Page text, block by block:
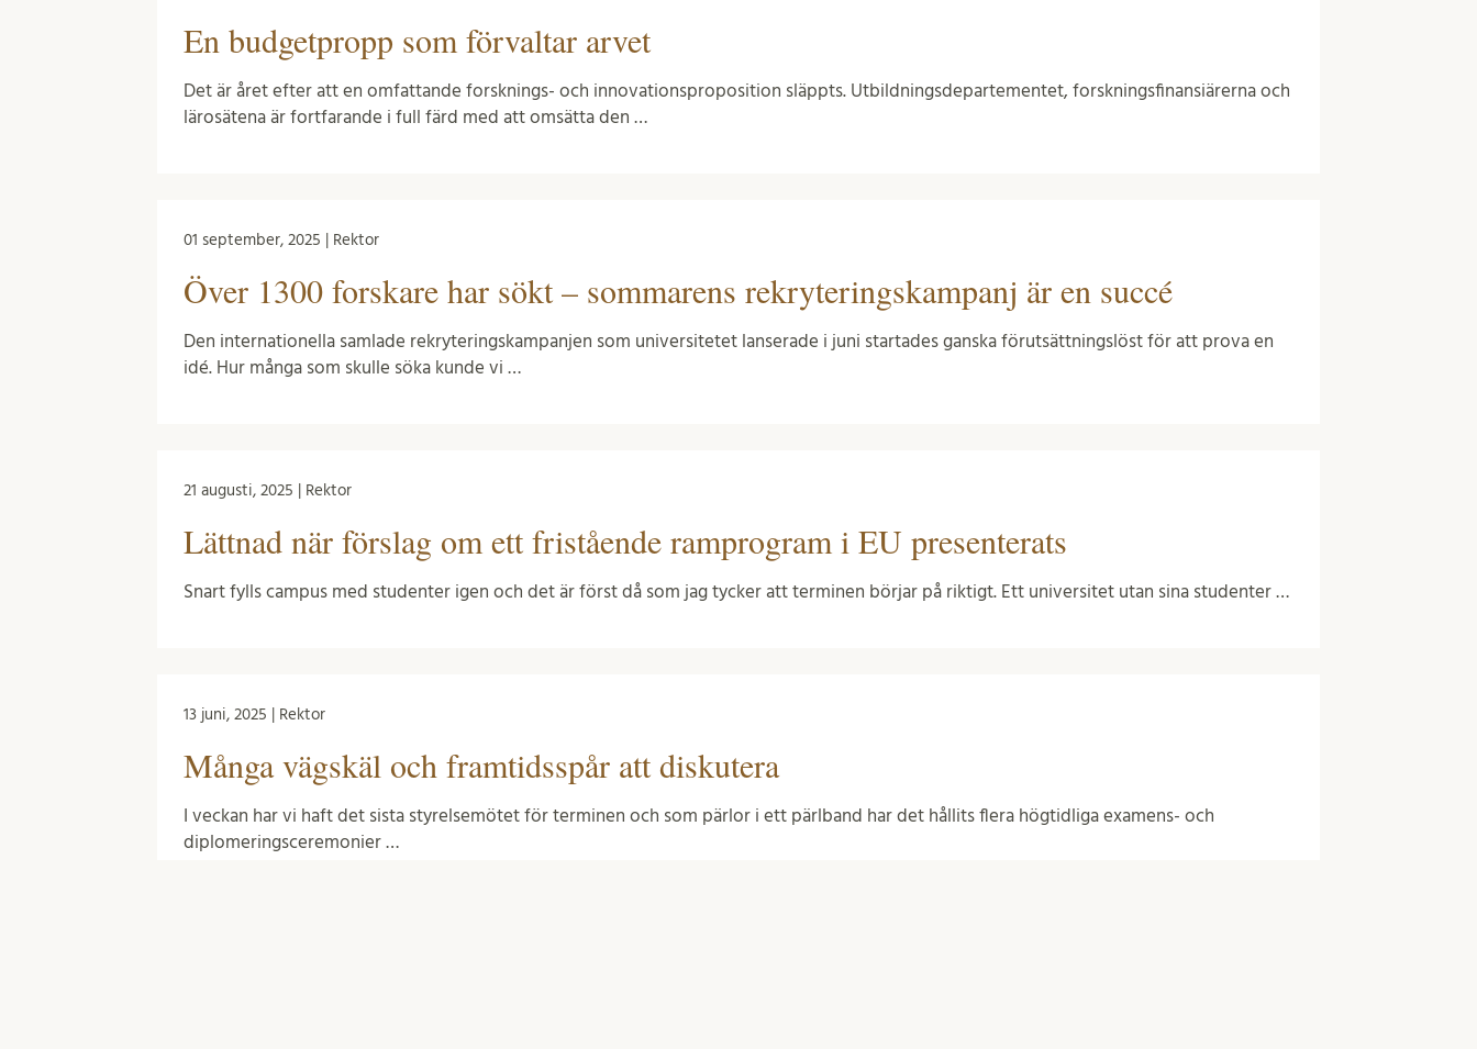
En budgetpropp som förvaltar arvet
Det är året efter att en omfattande forsknings- och innovationsproposition släppts. Utbildningsdepartementet, forskningsfinansiärerna och
lärosätena är fortfarande i full färd med att omsätta den …
01 september, 2025 | Rektor
Över 1300 forskare har sökt – sommarens rekryteringskampanj är en succé
Den internationella samlade rekryteringskampanjen som universitetet lanserade i juni startades ganska förutsättningslöst för att prova en
idé. Hur många som skulle söka kunde vi …
21 augusti, 2025 | Rektor
Lättnad när förslag om ett fristående ramprogram i EU presenterats
Snart fylls campus med studenter igen och det är först då som jag tycker att terminen börjar på riktigt. Ett universitet utan sina studenter …
13 juni, 2025 | Rektor
Många vägskäl och framtidsspår att diskutera
I veckan har vi haft det sista styrelsemötet för terminen och som pärlor i ett pärlband har det hållits flera högtidliga examens- och
diplomeringsceremonier …